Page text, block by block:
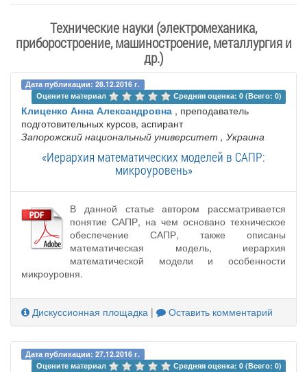
Технические науки (электромеханика,
приборостроение, машиностроение, металлургия и
др.)
Дата публикации: 28.12.2016 г.
Оцените материал
Средняя оценка: 0 (Всего: 0)
Клиценко Анна Александровна , преподаватель
подготовительных курсов, аспирант
Запорожский национальный университет , Украина
«Иерархия математических моделей в САПР:
микроуровень»
В данной статье автором рассматривается
понятие САПР, на чем основано техническое
обеспечение САПР, также описаны
математическая модель, иерархия
математической модели и особенности
микроуровня.
Дискуссионная площадка | Оставить комментарий
Дата публикации: 27.12.2016 г.
Оцените материал
Средняя оценка: 0 (Всего: 0)